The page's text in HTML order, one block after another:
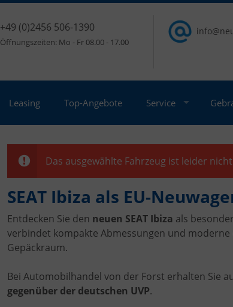
+49 (0)2456 506-1390
Öffnungszeiten: Mo - Fr 08.00 - 17.00
Leasing Top-Angebote Service
Das ausgewählte Fahrzeug ist leider
SEAT Ibiza als EU-
Entdecken Sie den neuen SEAT Ibiza als
verbindet kompakte Abmessungen und
Gepäckraum.
Bei Automobilhandel von der Forst erhalten Sie
gegenüber der deutschen UVP.